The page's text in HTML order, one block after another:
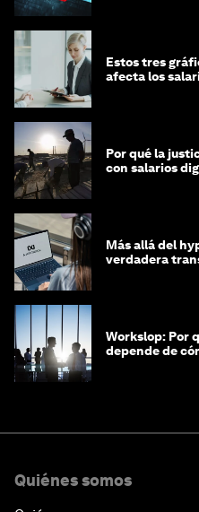
Estos tres
afecta los
Por qué la
con salarios
Más allá del
verdadera
Workslop: Por
depende de
Quiénes somos